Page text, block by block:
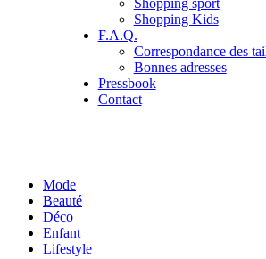
Shopping Kids
F.A.Q.
Correspondance des
Bonnes adresses
Pressbook
Contact
Mode
Beauté
Déco
Enfant
Lifestyle